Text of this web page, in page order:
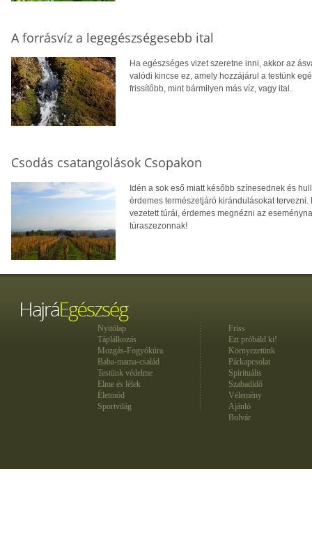
A forrásvíz a legegészségesebb ital
Ha egészséges vizet szeretne inni, akkor az
valódi kincse ez, amely hozzájárul a testünk
frissítőbb, mint bármilyen más víz, vagy ital.
Csodás csatangolások Csopakon
Idén a sok eső miatt később színesednek és
érdemes természetjáró kirándulásokat
vezetett túrái, érdemes megnézni az
túraszezonnak!
Nyitólap
Táplálkozás
Mozgás-Fogyókúra
Baba-mama-család
Testünk védelme
Elme és lélek
Életmód
Sportvilág
Friss
Ezt próbáld ki!
Környezetünk
Párkapcsolat
Spirituális
Szabadidő
Vélemény
Ajánló
Bulvár